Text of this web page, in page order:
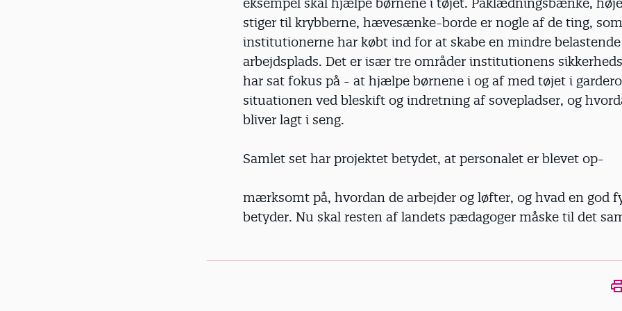
stiger til krybberne, hævesænke-borde er nogle af de ting, som
institutionerne har købt ind for at skabe en mindre belastende
arbejdsplads. Det er især tre områder institutionens
har sat fokus på - at hjælpe børnene i og af med tøjet i
situationen ved bleskift og indretning af sovepladser, og
bliver lagt i seng.
Samlet set har projektet betydet, at personalet er blevet op-
mærksomt på, hvordan de arbejder og løfter, og hvad en god
betyder. Nu skal resten af landets pædagoger måske til det